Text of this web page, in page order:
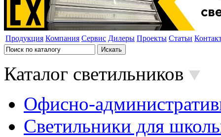
Продукция Компания Сервис Дилеры Проекты Статьи
Каталог светильников
Офисно-
Светильники для